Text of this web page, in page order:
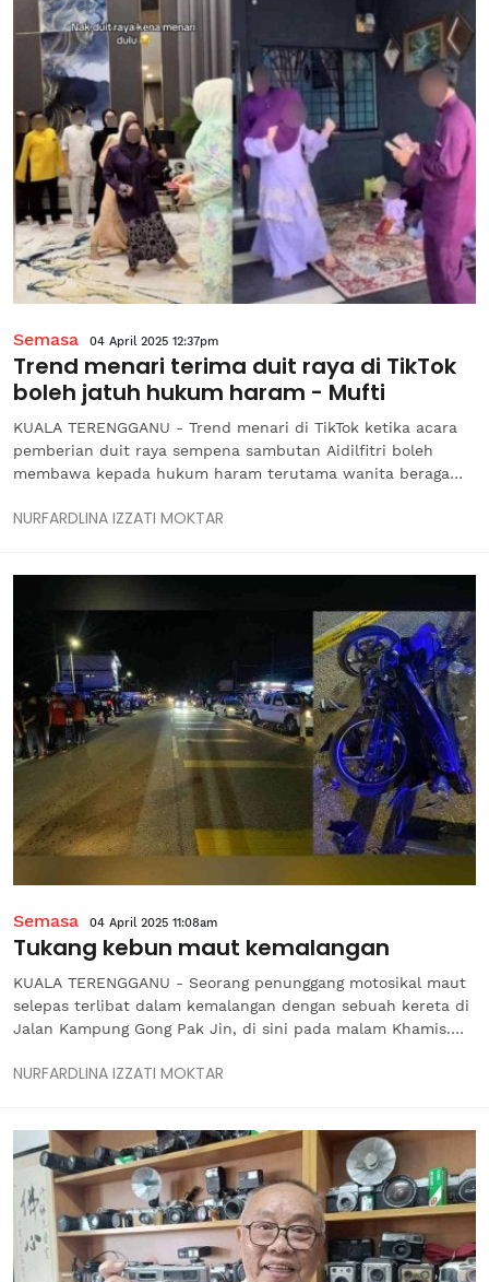
Semasa 04 April 2025 12:37pm
Trend menari terima duit raya di TikTok
boleh jatuh hukum haram - Mufti
KUALA TERENGGANU - Trend menari di TikTok ketika acara
pemberian duit raya sempena sambutan Aidilfitri boleh
membawa kepada hukum haram terutama wanita beragama
menonjolkan aurat. Mufti Terengganu, Datuk Dr Mohamad
NURFARDLINA IZZATI MOKTAR
Semasa 04 April 2025 11:08am
Tukang kebun maut kemalangan
KUALA TERENGGANU - Seorang penunggang motosikal maut
selepas terlibat dalam kemalangan dengan sebuah kereta di
Jalan Kampung Gong Pak Jin, di sini pada malam Khamis.
Mohd Noor berkata, mangsa, Ahmad Faizal Zakaria, 33, yang
NURFARDLINA IZZATI MOKTAR